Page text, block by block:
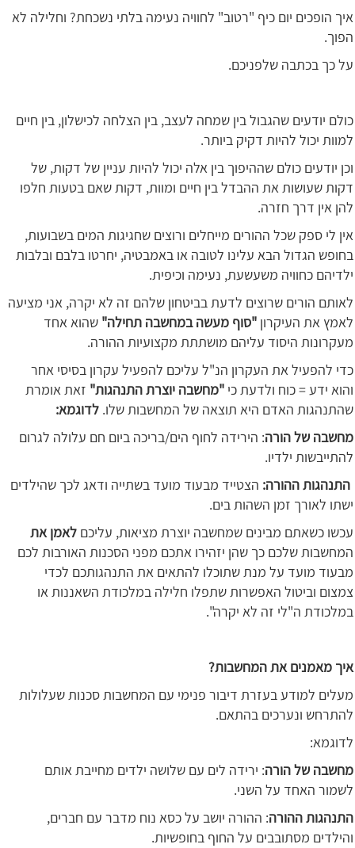
איך הופכים יום כיף "רטוב" לחוויה נעימה בלתי נשכחת? וחלילה לא
הפוך.
על כך בכתבה שלפניכם.
כולם יודעים שהגבול בין שמחה לעצב, בין הצלחה לכישלון, בין חיים
למוות יכול להיות דקיק ביותר.
וכן יודעים כולם שההיפוך בין אלה יכול להיות עניין של דקות, של
דקות שעושות את ההבדל בין חיים ומוות, דקות שאם בטעות חלפו
להן אין דרך חזרה.
אין לי ספק שכל ההורים מייחלים ורוצים שחגיגות המים בשבועות,
בחופש הגדול הבא עלינו לטובה או באמבטיה, יחרטו בלבם ובלבות
ילדיהם כחוויה משעשעת, נעימה וכיפית.
לאותם הורים שרוצים לדעת בביטחון שלהם זה לא יקרה, אני מציעה
לאמץ את העיקרון "סוף מעשה במחשבה תחילה" שהואאחד
מעקרונות היסוד עליהם מושתתת מקצועיות ההורה.
כדי להפעיל את העקרון הנ"ל עליכם להפעיל עקרון בסיסי אחר
והוא ידע = כוח ולדעת כי "מחשבה יוצרת התנהגות" זאת אומרת
שהתנהגות האדם היא תוצאה של המחשבות שלו. לדוגמא:
מחשבה של הורה: הירידה לחוף הים/בריכה ביום חם עלולה לגרום
להתייבשות ילדיו.
התנהגות ההורה: הצטייד מבעוד מועד בשתייה ודאג לכך שהילדים
ישתו לאורך זמן השהות בים.
עכשו כשאתם מבינים שמחשבה יוצרת מציאות, עליכם לאמן את
המחשבות שלכם כך שהן יזהירו אתכם מפני הסכנות האורבות לכם
מבעוד מועד על מנת שתוכלו להתאים את התנהגותכם לכדי
צמצום וביטול האפשרות שתפלו חלילה במלכודת השאננות או
במלכודת ה"לי זה לא יקרה".
איך מאמנים את המחשבות?
מעלים למודע בעזרת דיבור פנימי עם המחשבות סכנות שעלולות
להתרחש ונערכים בהתאם.
לדוגמא:
מחשבה של הורה: ירידה לים עם שלושה ילדים מחייבת אותם
לשמור האחד על השני.
התנהגות ההורה: ההורה יושב על כסא נוח מדבר עם חברים,
והילדים מסתובבים על החוף בחופשיות.